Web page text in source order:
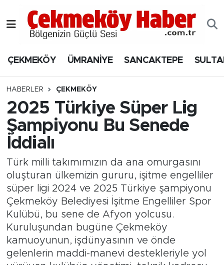
ÇEKMEKÖY ÜMRANİYE SANCAKTEPE
HABERLER ÇEKMEKÖY
2025 Türkiye Süper Lig
Şampiyonu Bu Senede
İddialı
Türk milli takımımızın da ana omurgasını
oluşturan ülkemizin gururu, işitme engelliler
süper ligi 2024 ve 2025 Türkiye şampiyonu
Çekmeköy Belediyesi İşitme Engelliler Spor
Kulübü, bu sene de Afyon yolcusu.
Kuruluşundan bugüne Çekmeköy
kamuoyunun, işdünyasının ve önde
gelenlerin maddi-manevi destekleriyle yol
Nöbetçi Eczaneler
Hava Durumu
Namaz Vakitleri
Trafik Durumu
Süper Lig Puan Durumu ve Fikstür
Tüm Manşetler
Son Dakika Haberleri
Haber Arşivi